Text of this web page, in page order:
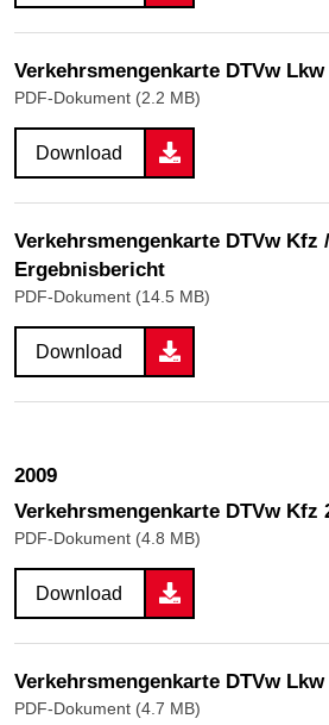
Verkehrs­mengen­karte DTVw Lkw
PDF-Dokument (2.2 MB)
Download
Verkehrs­mengen­karte DTVw Kfz
Ergebnisbericht
PDF-Dokument (14.5 MB)
Download
2009
Verkehrs­mengen­karte DTVw Kfz
PDF-Dokument (4.8 MB)
Download
Verkehrs­mengen­karte DTVw Lkw
PDF-Dokument (4.7 MB)